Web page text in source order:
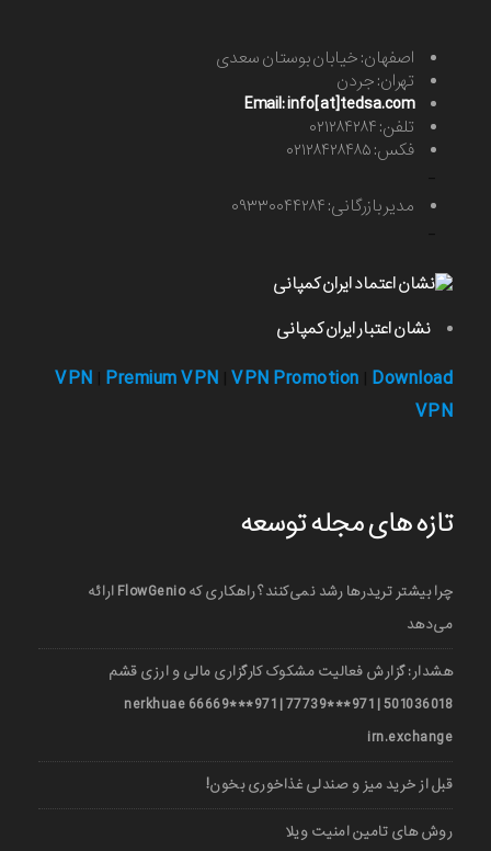
اصفهان: خیابان بوستان سعدی
تهران: جردن
Email: info[at]tedsa.com
تلفن: ۰۲۱۲۸۴۲۸۴
فکس: ۰۲۱۲۸۴۲۸۴۸۵
مدیر بازرگانی: ۰۹۳۳۰۰۴۴۲۸۴
نشان اعتبار ایران کمپانی
VPN Premium VPN VPN Promotion Download
VPN
تازه های مجله توسعه
چرا بیشتر تریدرها رشد نمی‌کنند؟ راهکاری که FlowGenio ارائه
می‌دهد
هشدار: گزارش فعالیت مشکوک کارگزاری مالی و ارزی قشم
501036018 | 971***77739 | 971***66669 nerkhuae
irn.exchange
قبل از خرید میز و صندلی غذاخوری بخون!
روش های تامین امنیت ویلا